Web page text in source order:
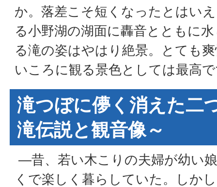
か。落差こそ短くなったとはい
る小野湖の湖面に轟音とともに
る滝の姿はやはり絶景。とても
いころに観る景色としては最高
滝つぼに儚く消えた二
滝伝説と観音像～
―昔、若い木こりの夫婦が幼い
くで楽しく暮らしていた。しか